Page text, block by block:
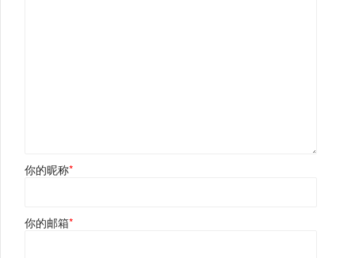
你的昵称*
你的邮箱*